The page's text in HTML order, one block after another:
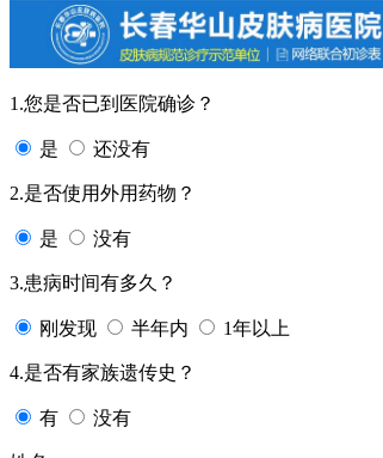
1.您是否已到医院确诊？
是 还没有
2.是否使用外用药物？
是 没有
3.患病时间有多久？
刚发现 半年内 1年以上
4.是否有家族遗传史？
有 没有